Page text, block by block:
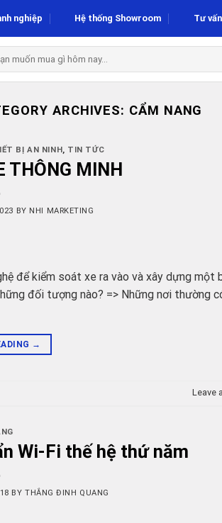
nghiệp Hệ thống Showroom Tư
ARCHIVES: CẨM NANG
BỊ AN NINH , TIN TỨC
THÔNG MINH
BY NHI MARKETING
để kiểm soát xe ra vào và xây dựng một
đối tượng nào? => Những nơi thường
→
Leave
Wi-Fi thế hệ thứ năm
BYTHẮNG ĐINH QUANG